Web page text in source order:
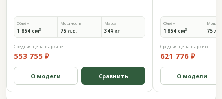
Объём
1 854 см³
Мощность
75 л.с.
Масса
344 кг
Средняя цена в архиве
553 755 ₽
О модели Сравнить
Объём
1 854 см³ 75
Средняя цена в архиве
621 776 ₽
О модели